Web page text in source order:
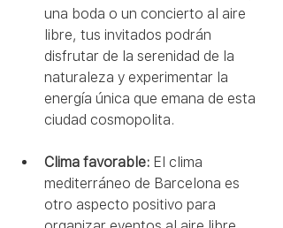
una boda o un concierto al aire
libre, tus invitados podrán
disfrutar de la serenidad de la
naturaleza y experimentar la
energía única que emana de esta
ciudad cosmopolita.
Clima favorable: El clima
mediterráneo de Barcelona es
otro aspecto positivo para